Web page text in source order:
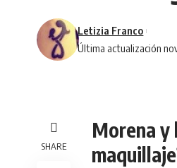
Última actualización
Letizia Franco
SHARE
Morena y